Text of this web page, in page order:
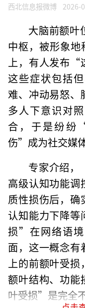
西北信息报微博 2026-
大脑前额叶
中枢，被形象
上，有人发布“
这些症状包括
难、冲动易怒、
多人下意识对
合，于是纷
伤”成为社交媒
专家介绍
高级认知功能调
质性损伤后，确
认知能力下降
损”在网络语
面，这一概念有
上的前额叶受
额叶结构、功
叶受损”是完全